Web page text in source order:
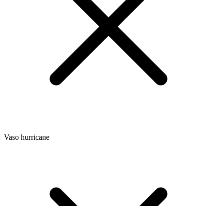
Vaso hurricane